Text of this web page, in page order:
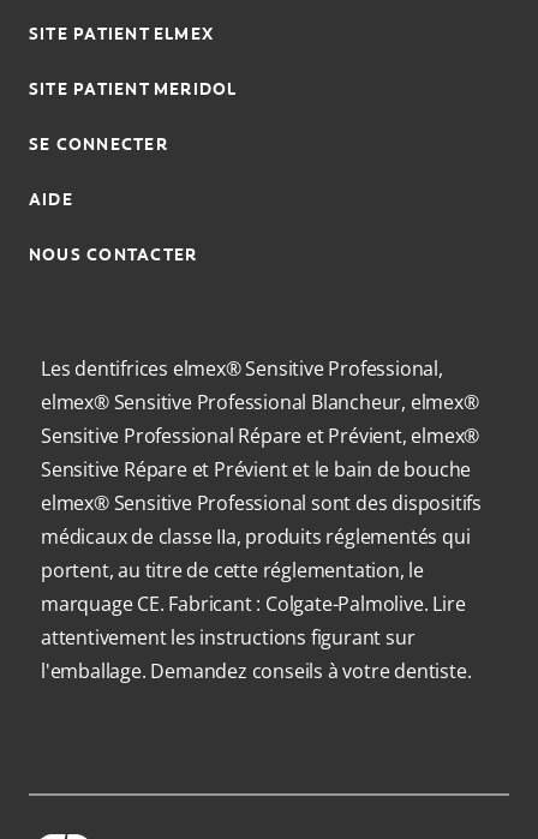
SITE PATIENT ELMEX
SITE PATIENT MERIDOL
SE CONNECTER
AIDE
NOUS CONTACTER
Les dentifrices elmex® Sensitive Professional,
elmex® Sensitive Professional Blancheur, elmex®
Sensitive Professional Répare et Prévient, elmex®
Sensitive Répare et Prévient et le bain de bouche
elmex® Sensitive Professional sont des dispositifs
médicaux de classe IIa, produits réglementés qui
portent, au titre de cette réglementation, le
marquage CE. Fabricant : Colgate-Palmolive. Lire
attentivement les instructions figurant sur
l'emballage. Demandez conseils à votre dentiste.